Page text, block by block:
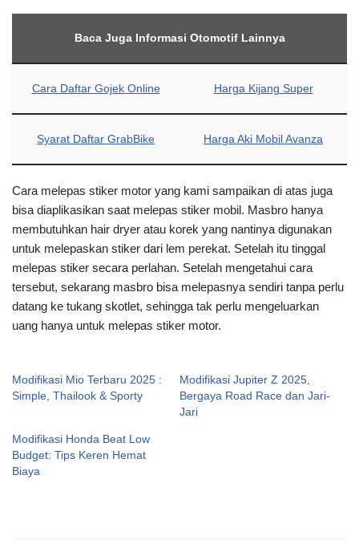
Baca Juga Informasi Otomotif Lainnya
Cara Daftar Gojek Online Harga Kijang Super
Syarat Daftar GrabBike Harga Aki Mobil Avanza
Cara melepas stiker motor yang kami sampaikan di atas juga
bisa diaplikasikan saat melepas stiker mobil. Masbro hanya
membutuhkan hair dryer atau korek yang nantinya digunakan
untuk melepaskan stiker dari lem perekat. Setelah itu tinggal
melepas stiker secara perlahan. Setelah mengetahui cara
tersebut, sekarang masbro bisa melepasnya sendiri tanpa perlu
datang ke tukang skotlet, sehingga tak perlu mengeluarkan
uang hanya untuk melepas stiker motor.
Modifikasi Mio Terbaru 2025 :
Simple, Thailook & Sporty
Modifikasi Jupiter Z 2025,
Bergaya Road Race dan Jari-
Jari
Modifikasi Honda Beat Low
Budget: Tips Keren Hemat
Biaya